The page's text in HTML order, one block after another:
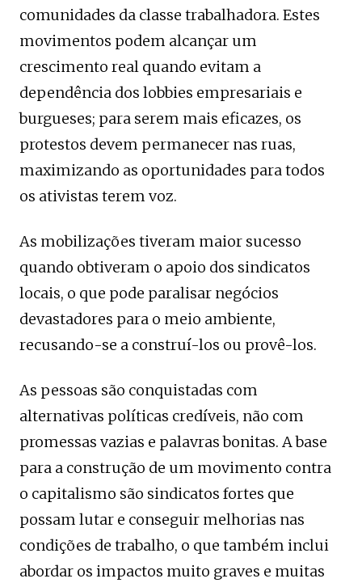
comunidades da classe trabalhadora. Estes
movimentos podem alcançar um
crescimento real quando evitam a
dependência dos lobbies empresariais e
burgueses; para serem mais eficazes, os
protestos devem permanecer nas ruas,
maximizando as oportunidades para todos
os ativistas terem voz.
As mobilizações tiveram maior sucesso
quando obtiveram o apoio dos sindicatos
locais, o que pode paralisar negócios
devastadores para o meio ambiente,
recusando-se a construí-los ou provê-los.
As pessoas são conquistadas com
alternativas políticas credíveis, não com
promessas vazias e palavras bonitas. A base
para a construção de um movimento contra
o capitalismo são sindicatos fortes que
possam lutar e conseguir melhorias nas
condições de trabalho, o que também inclui
abordar os impactos muito graves e muitas